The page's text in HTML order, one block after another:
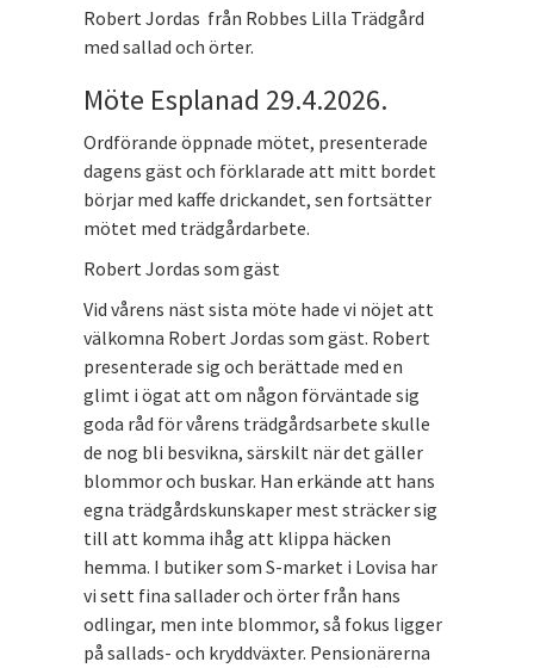
Robert Jordas från Robbes Lilla Trädgård
med sallad och örter.
Möte Esplanad 29.4.2026.
Ordförande öppnade mötet, presenterade
dagens gäst och förklarade att mitt bordet
börjar med kaffe drickandet, sen fortsätter
mötet med trädgårdarbete.
Robert Jordas som gäst
Vid vårens näst sista möte hade vi nöjet att
välkomna Robert Jordas som gäst. Robert
presenterade sig och berättade med en
glimt i ögat att om någon förväntade sig
goda råd för vårens trädgårdsarbete skulle
de nog bli besvikna, särskilt när det gäller
blommor och buskar. Han erkände att hans
egna trädgårdskunskaper mest sträcker sig
till att komma ihåg att klippa häcken
hemma. I butiker som S-market i Lovisa har
vi sett fina sallader och örter från hans
odlingar, men inte blommor, så fokus ligger
på sallads- och kryddväxter. Pensionärerna